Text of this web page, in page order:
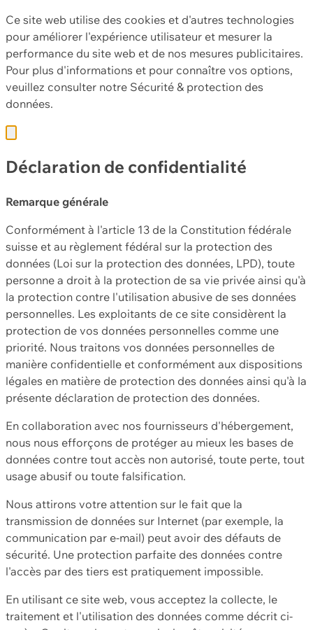
Ce site web utilise des cookies et d'autres technologies
pour améliorer l'expérience utilisateur et mesurer la
performance du site web et de nos mesures publicitaires.
Pour plus d'informations et pour connaître vos options,
veuillez consulter notre Sécurité & protection des
données.
Déclaration de confidentialité
Remarque générale
Conformément à l'article 13 de la Constitution fédérale
suisse et au règlement fédéral sur la protection des
données (Loi sur la protection des données, LPD), toute
personne a droit à la protection de sa vie privée ainsi qu'à
la protection contre l'utilisation abusive de ses données
personnelles. Les exploitants de ce site considèrent la
protection de vos données personnelles comme une
priorité. Nous traitons vos données personnelles de
manière confidentielle et conformément aux dispositions
légales en matière de protection des données ainsi qu'à la
présente déclaration de protection des données.
En collaboration avec nos fournisseurs d'hébergement,
nous nous efforçons de protéger au mieux les bases de
données contre tout accès non autorisé, toute perte, tout
usage abusif ou toute falsification.
Nous attirons votre attention sur le fait que la
transmission de données sur Internet (par exemple, la
communication par e-mail) peut avoir des défauts de
sécurité. Une protection parfaite des données contre
l'accès par des tiers est pratiquement impossible.
En utilisant ce site web, vous acceptez la collecte, le
traitement et l'utilisation des données comme décrit ci-